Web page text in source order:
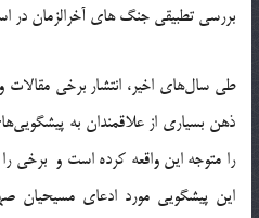
بررسی تطبیقی جنگ های آخرالزمان در
طی سال‌های اخیر، انتشار برخی مقالات و
ذهن بسیاری از علاقمندان به
را متوجه این واقعه كرده است و برخی
این پیشگویی مورد ادعای مسیحیان